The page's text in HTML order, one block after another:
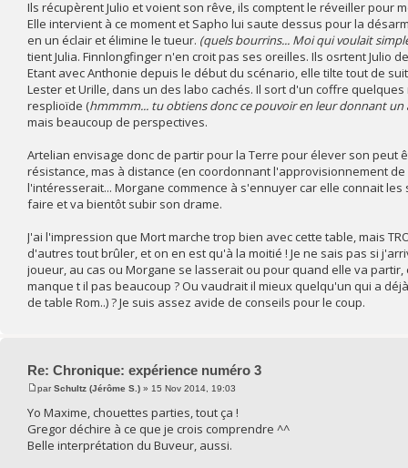
Ils récupèrent Julio et voient son rêve, ils comptent le réveiller pour
Elle intervient à ce moment et Sapho lui saute dessus pour la
en un éclair et élimine le tueur. (quels bourrins... Moi qui voulait
tient Julia. Finnlongfinger n'en croit pas ses oreilles. Ils osrtent Julio
Etant avec Anthonie depuis le début du scénario, elle tilte tout de
Lester et Urille, dans un des labo cachés. Il sort d'un coffre
resplioïde (hmmmm... tu obtiens donc ce pouvoir en leur donnant un
mais beaucoup de perspectives.
Artelian envisage donc de partir pour la Terre pour élever son
résistance, mas à distance (en coordonnant l'approvisionnement
l'intéresserait... Morgane commence à s'ennuyer car elle connait
faire et va bientôt subir son drame.
J'ai l'impression que Mort marche trop bien avec cette table, mais
d'autres tout brûler, et on en est qu'à la moitié ! Je ne sais pas si
joueur, au cas ou Morgane se lasserait ou pour quand elle va
manque t il pas beaucoup ? Ou vaudrait il mieux quelqu'un qui a
de table Rom..) ? Je suis assez avide de conseils pour le coup.
Re: Chronique: expérience numéro 3
parSchultz (Jérôme S.) » 15 Nov 2014, 19:03
Yo Maxime, chouettes parties, tout ça !
Gregor déchire à ce que je crois comprendre ^^
Belle interprétation du Buveur, aussi.